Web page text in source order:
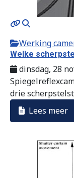
Werking
Welke
dinsdag, 28
drie
Lees meer